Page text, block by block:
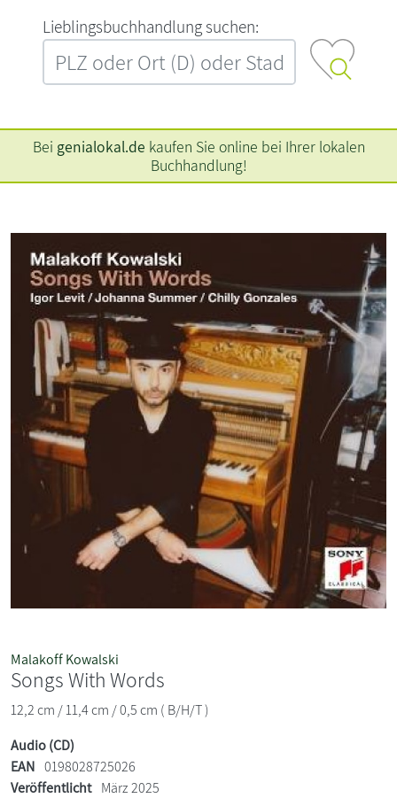
L‍i‍e‍b‍l‍i‍n‍g‍s‍b‍u‍c‍h‍h‍a‍n‍d‍l‍u‍n‍g‍ ‍s‍u‍c‍h‍e‍n‍:‍
Bei genialokal.de kaufen Sie online bei Ihrer lokalen
Buchhandlung!
Malakoff Kowalski
Songs With Words
12,2 cm / 11,4 cm / 0,5 cm ( B/H/T )
Audio (CD)
EAN 0198028725026
Veröffentlicht März 2025